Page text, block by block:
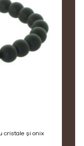
cristale și onix